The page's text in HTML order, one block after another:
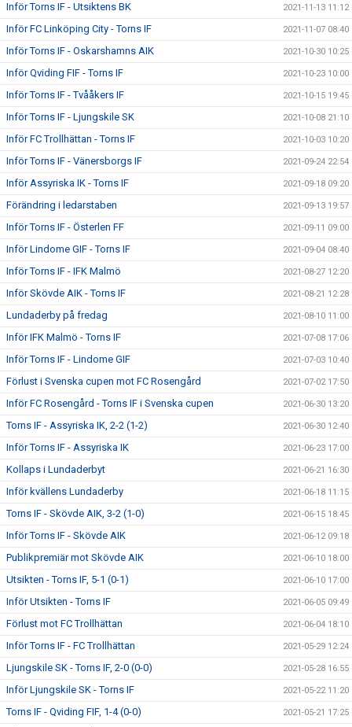
Inför Torns IF - Utsiktens BK 2021-11-13 11:12
Inför FC Linköping City - Torns IF 2021-11-07 08:40
Inför Torns IF - Oskarshamns AIK 2021-10-30 10:25
Inför Qviding FIF - Torns IF 2021-10-23 10:00
Inför Torns IF - Tvååkers IF 2021-10-15 19:45
Inför Torns IF - Ljungskile SK 2021-10-08 21:10
Inför FC Trollhättan - Torns IF 2021-10-03 10:20
Inför Torns IF - Vänersborgs IF 2021-09-24 22:54
Inför Assyriska IK - Torns IF 2021-09-18 09:20
Förändring i ledarstaben 2021-09-13 19:57
Inför Torns IF - Österlen FF 2021-09-11 09:00
Inför Lindome GIF - Torns IF 2021-09-04 08:40
Inför Torns IF - IFK Malmö 2021-08-27 12:20
Inför Skövde AIK - Torns IF 2021-08-21 12:28
Lundaderby på fredag 2021-08-10 11:00
Inför IFK Malmö - Torns IF 2021-07-08 17:06
Inför Torns IF - Lindome GIF 2021-07-03 10:40
Förlust i Svenska cupen mot FC Rosengård 2021-07-02 17:50
Inför FC Rosengård - Torns IF i Svenska cupen 2021-06-30 13:20
Torns IF - Assyriska IK, 2-2 (1-2) 2021-06-30 12:40
Inför Torns IF - Assyriska IK 2021-06-23 17:00
Kollaps i Lundaderbyt 2021-06-21 16:30
Inför kvällens Lundaderby 2021-06-18 11:15
Torns IF - Skövde AIK, 3-2 (1-0) 2021-06-15 18:45
Inför Torns IF - Skövde AIK 2021-06-12 09:18
Publikpremiär mot Skövde AIK 2021-06-10 18:00
Utsikten - Torns IF, 5-1 (0-1) 2021-06-10 17:00
Inför Utsikten - Torns IF 2021-06-05 09:49
Förlust mot FC Trollhättan 2021-06-04 18:10
Inför Torns IF - FC Trollhättan 2021-05-29 12:24
Ljungskile SK - Torns IF, 2-0 (0-0) 2021-05-28 16:55
Inför Ljungskile SK - Torns IF 2021-05-22 11:20
Torns IF - Qviding FIF, 1-4 (0-0) 2021-05-21 17:25